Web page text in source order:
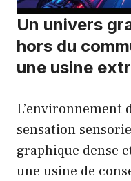
Un univers
hors du
une usine
L’environnement
sensation
graphique dense
une usine de